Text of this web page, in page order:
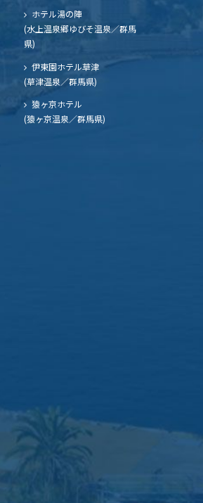
ホテル湯の陣
(水上温泉郷ゆびそ温泉／群馬
県)
伊東園ホテル草津
(草津温泉／群馬県)
猿ヶ京ホテル
(猿ヶ京温泉／群馬県)